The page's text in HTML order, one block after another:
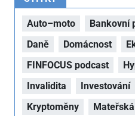
Auto–moto Bankovní
Daně
Domácnost
FINFOCUS podcast
Invalidita
Investování
Kryptoměny
Mateřská